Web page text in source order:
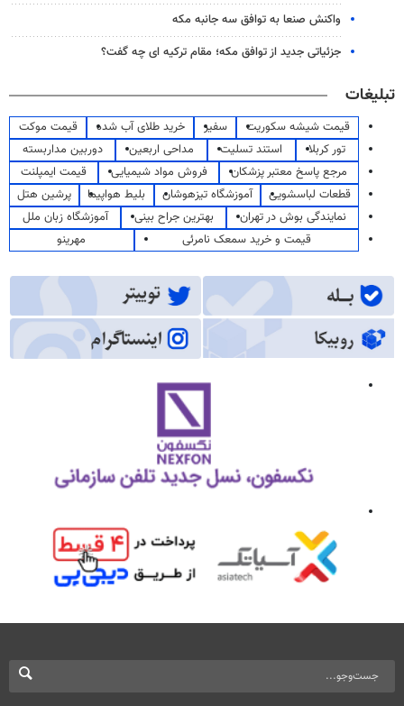
واکنش صنعا به توافق سه جانبه مکه
جزئیاتی جدید از توافق مکه؛ مقام ترکیه ای چه گفت؟
تبلیغات
قیمت شیشه سکوریت سفیر خرید طلای آب شده
قیمت موکت
تور کربلا
استند تسلیت مداحی اربعین
دوربین مداربسته
مرجع پاسخ معتبر پزشکان
فروش مواد شیمیایی
قیمت ایمپلنت
قطعات لباسشویی
آموزشگاه تیزهوشان بلیط هواپیما
پرشین هتل
نمایندگی بوش در تهران
بهترین جراح بینی
آموزشگاه زبان ملل
قیمت و خرید سمعک نامرئی
مهرینو